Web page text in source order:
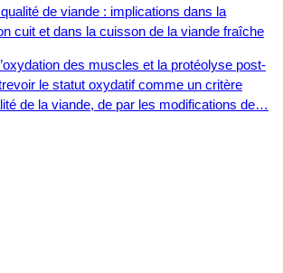
de viande : implications dans la
cuit et dans la cuisson de la viande fraîche
des muscles et la protéolyse post-
le statut oxydatif comme un critère
de la viande, de par les modifications de…